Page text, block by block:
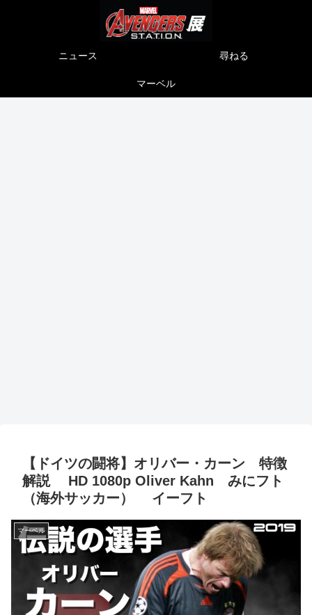
ニュース 尋ねる
マーベル
【ドイツの闘将】オリバー・カーン 特徴
解説 HD 1080p Oliver Kahn みにフト
（海外サッカー） イーフト
マーベル